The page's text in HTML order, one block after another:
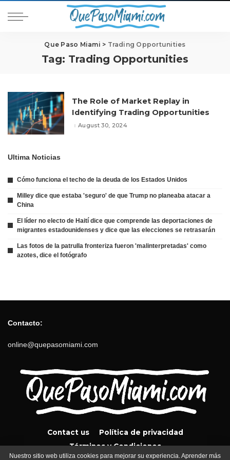
Que Paso Miami > Trading Opportunities
Tag: Trading Opportunities
The Role of Market Replay in
Identifying Trading Opportunities
August 30, 2024
Ultima Noticias
Cómo funciona el techo de la deuda de los Estados Unidos
Milley dice que estaba 'seguro' de que Trump no planeaba atacar a
China
El líder no electo de Haití dice que comprende las deportaciones de
migrantes estadounidenses y dice que las elecciones se retrasarán
Las fotos de la patrulla fronteriza fueron 'malinterpretadas' como
azotes, dice el fotógrafo
Contacto:
online@quepasomiami.com
Contact us
Política de privacidad
Términos y Condiciones
Nuestro sitio web utiliza cookies para mejorar su experiencia. Aprender más